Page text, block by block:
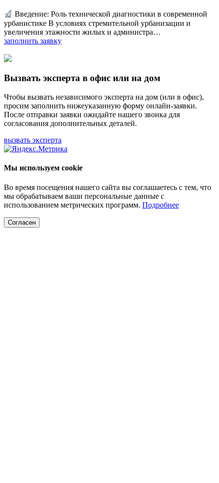
Введение: Роль технической диагностики в современной
урбанистике В условиях стремительной урбанизации и
увеличения этажности жилых и администра…
заполнить заявку
Вызвать эксперта в офис или на дом
Чтобы вызвать независимого эксперта на дом (или в офис),
просим заполнить нижеуказанную форму онлайн-заявки.
После отправки заявки ожидайте нашего звонка для
согласования дополнительных деталей.
вызвать эксперта
Мы используем cookie
Во время посещения нашего сайта вы соглашаетесь с тем, что
мы обрабатываем ваши персональные данные с
использованием метрических программ. Подробнее
Согласен